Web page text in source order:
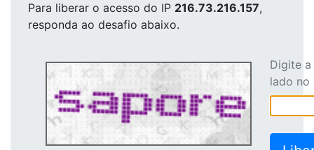
Para liberar o acesso do IP 216.73.216.157,
responda ao desafio abaixo.
Digite
lado no